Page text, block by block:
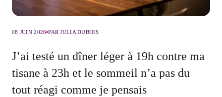
08 JUIN 2026 PAR JULIA DUBOIS
J’ai testé un dîner léger à 19h contre ma
tisane à 23h et le sommeil n’a pas du
tout réagi comme je pensais